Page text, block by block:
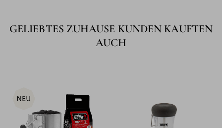
GELIEBTES ZUHAUSE KUNDEN KAUFTEN
AUCH